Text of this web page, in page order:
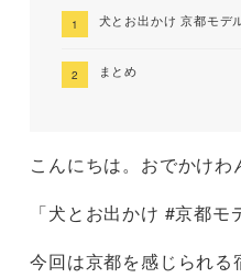
犬とお出かけ 京都モデ
まとめ
こんにちは。おでかけわ
「犬とお出かけ #京都モ
今回は京都を感じられ